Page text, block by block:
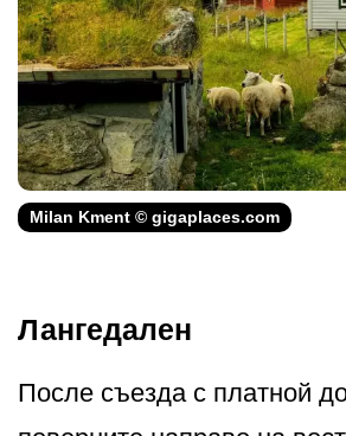
Milan Kment © gigaplaces.com
Лангедален
После съезда с платной